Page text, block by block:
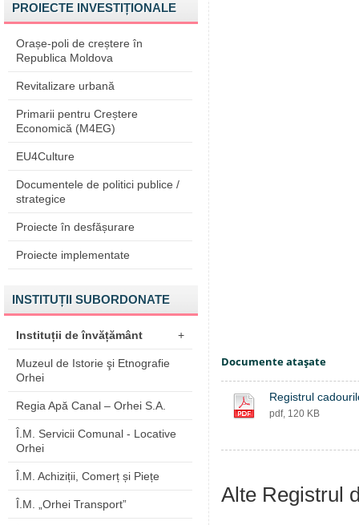
PROIECTE INVESTIȚIONALE
Orașe-poli de creștere în
Republica Moldova
Revitalizare urbană
Primarii pentru Creștere
Economică (M4EG)
EU4Culture
Documentele de politici publice /
strategice
Proiecte în desfășurare
Proiecte implementate
INSTITUȚII SUBORDONATE
Instituții de învățământ +
Muzeul de Istorie şi Etnografie
Orhei
Regia Apă Canal – Orhei S.A.
Î.M. Servicii Comunal - Locative
Orhei
Î.M. Achiziții, Comerț și Piețe
Î.M. „Orhei Transport”
Documente ataşate
Registrul
pdf, 120 KB
Alte Registrul